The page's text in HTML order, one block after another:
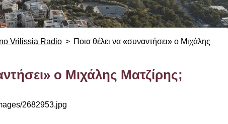
Vrilissia Radio > Ποια θέλει να «συναντήσει» ο Μιχάλης
ο Μιχάλης Ματζίρης;